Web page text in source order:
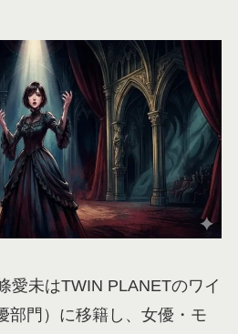
愛未はTWIN PLANETのワイ
部門）に移籍し、女優・モ